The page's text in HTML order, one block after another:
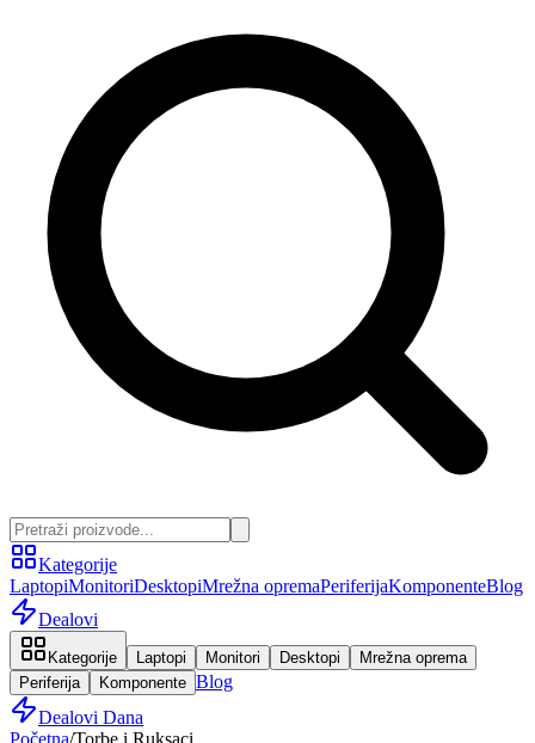
Kategorije
LaptopiMonitoriDesktopiMrežna opremaPeriferijaKomponenteBlog
Dealovi
Kategorije Laptopi Monitori Desktopi
Mrežna oprema
Periferija
Komponente Blog
Dealovi Dana
Početna/Torbe i Ruksaci